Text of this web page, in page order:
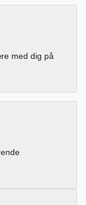
med dig på